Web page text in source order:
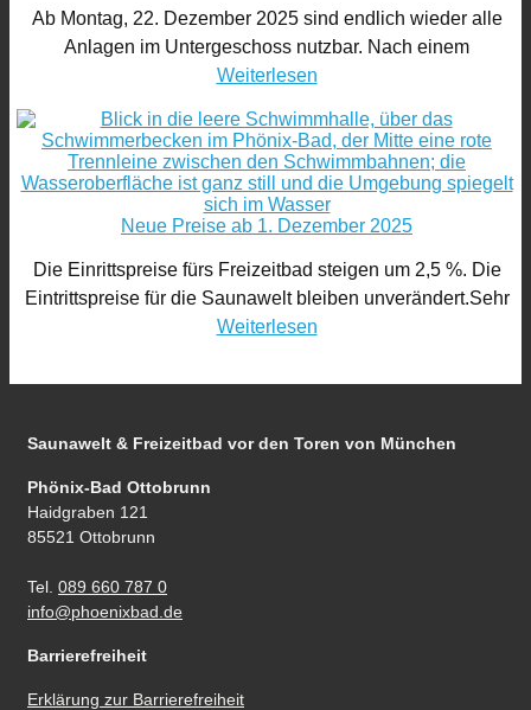
Ab Montag, 22. Dezember 2025 sind endlich wieder alle
Anlagen im Untergeschoss nutzbar. Nach einem
Weiterlesen
Neue Preise ab 1. Dezember 2025
Die Einrittspreise fürs Freizeitbad steigen um 2,5 %. Die
Eintrittspreise für die Saunawelt bleiben unverändert.Sehr
Weiterlesen
Saunawelt & Freizeitbad vor den Toren von München
Phönix-Bad Ottobrunn
Haidgraben 121
85521 Ottobrunn
Tel. 089 660 787 0
info@phoenixbad.de
Barrierefreiheit
Erklärung zur Barrierefreiheit